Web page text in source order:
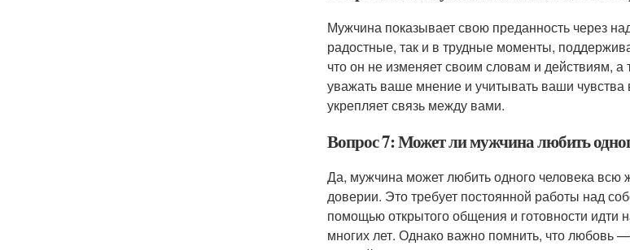
Мужчина показывает свою преданность через
радостные, так и в трудные моменты,
что он не изменяет своим словам и действиям,
уважать ваше мнение и учитывать ваши
укрепляет связь между вами.
Вопрос 7: Может ли мужчина любить
Да, мужчина может любить одного человека всю
доверии. Это требует постоянной работы над
помощью открытого общения и готовности
многих лет. Однако важно помнить, что любовь